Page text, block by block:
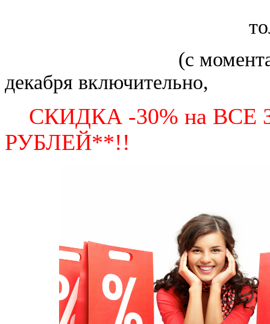
только в
(с момента
декабря включительно,
СКИДКА -30% на ВСЕ
РУБЛЕЙ**!!